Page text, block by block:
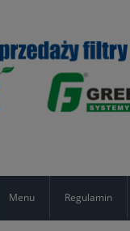
Menu Regulamin